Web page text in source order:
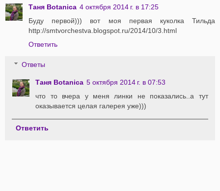
Таня Botanica 4 октября 2014 г. в 17:25
Буду первой))) вот моя первая куколка Тильда
http://smtvorchestva.blogspot.ru/2014/10/3.html
Ответить
Ответы
Таня Botanica 5 октября 2014 г. в 07:53
что то вчера у меня линки не показались..а тут
оказывается целая галерея уже)))
Ответить